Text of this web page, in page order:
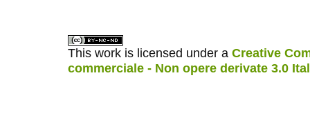
This work is licensed under a Creative
commerciale - Non opere derivate 3.0